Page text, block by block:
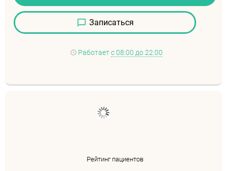
Записаться
Работает с 08:00 до 22:00
Рейтинг пациентов